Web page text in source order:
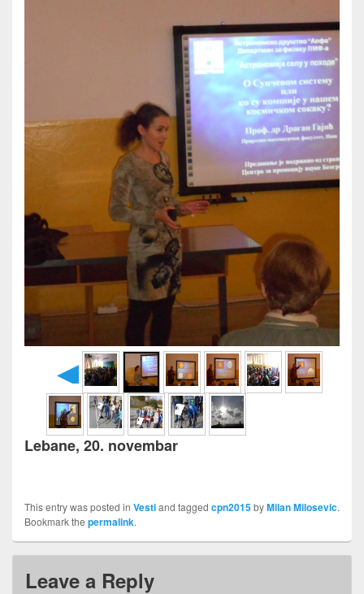
◄
Lebane, 20. novembar
This entry was posted in Vestiand tagged cpn2015byMilan Milosevic.
Bookmark the permalink.
Leave a Reply